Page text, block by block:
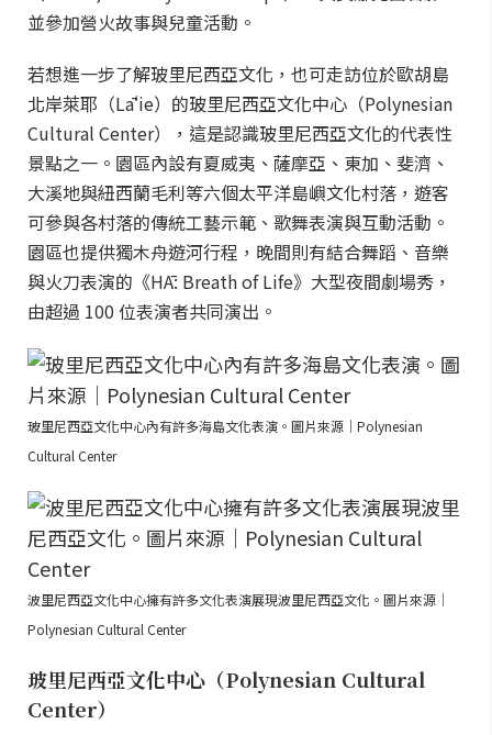
並參加營火故事與兒童活動。
若想進一步了解玻里尼西亞文化，也可走訪位於歐胡島
北岸萊耶（Lāʻie）的玻里尼西亞文化中心（Polynesian
Cultural Center），這是認識玻里尼西亞文化的代表性
景點之一。園區內設有夏威夷、薩摩亞、東加、斐濟、
大溪地與紐西蘭毛利等六個太平洋島嶼文化村落，遊客
可參與各村落的傳統工藝示範、歌舞表演與互動活動。
園區也提供獨木舟遊河行程，晚間則有結合舞蹈、音樂
與火刀表演的《HĀ: Breath of Life》大型夜間劇場秀，
由超過 100 位表演者共同演出。
玻里尼西亞文化中心內有許多海島文化表演。圖片來源｜Polynesian
Cultural Center
波里尼西亞文化中心擁有許多文化表演展現波里尼西亞文化。圖片來源｜
Polynesian Cultural Center
玻里尼西亞文化中心（Polynesian Cultural
Center）